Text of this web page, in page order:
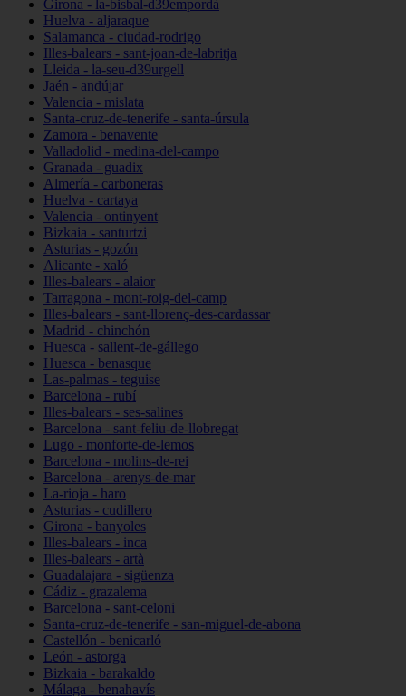
Girona - la-bisbal-d39empordà
Huelva - aljaraque
Salamanca - ciudad-rodrigo
Illes-balears - sant-joan-de-labritja
Lleida - la-seu-d39urgell
Jaén - andújar
Valencia - mislata
Santa-cruz-de-tenerife - santa-úrsula
Zamora - benavente
Valladolid - medina-del-campo
Granada - guadix
Almería - carboneras
Huelva - cartaya
Valencia - ontinyent
Bizkaia - santurtzi
Asturias - gozón
Alicante - xaló
Illes-balears - alaior
Tarragona - mont-roig-del-camp
Illes-balears - sant-llorenç-des-cardassar
Madrid - chinchón
Huesca - sallent-de-gállego
Huesca - benasque
Las-palmas - teguise
Barcelona - rubí
Illes-balears - ses-salines
Barcelona - sant-feliu-de-llobregat
Lugo - monforte-de-lemos
Barcelona - molins-de-rei
Barcelona - arenys-de-mar
La-rioja - haro
Asturias - cudillero
Girona - banyoles
Illes-balears - inca
Illes-balears - artà
Guadalajara - sigüenza
Cádiz - grazalema
Barcelona - sant-celoni
Santa-cruz-de-tenerife - san-miguel-de-abona
Castellón - benicarló
León - astorga
Bizkaia - barakaldo
Málaga - benahavís